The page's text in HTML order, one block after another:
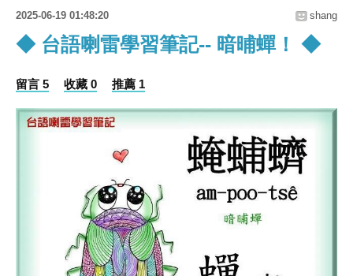
2025-06-19 01:48:20 shang
◆ 台語喇雷學習筆記-- 暗晡蟬！ ◆
留言 5 收藏 0 推薦 1